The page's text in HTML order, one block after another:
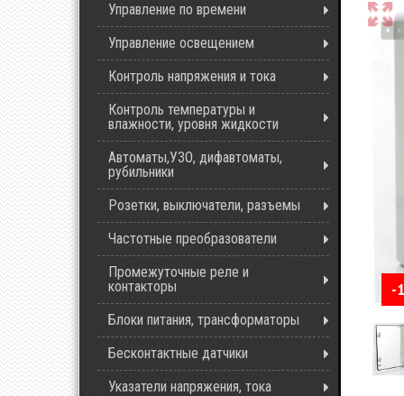
Управление по времени
Управление освещением
Контроль напряжения и тока
Контроль температуры и
влажности, уровня жидкости
Автоматы,УЗО, дифавтоматы,
рубильники
Розетки, выключатели, разъемы
Частотные преобразователи
Промежуточные реле и
контакторы
Блоки питания, трансформаторы
Бесконтактные датчики
Указатели напряжения, тока
-